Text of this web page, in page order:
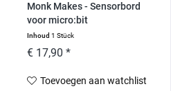
Monk Makes - Sensorbord
voor micro:bit
Inhoud 1 Stück
€ 17,90 *
Toevoegen aan watchlist